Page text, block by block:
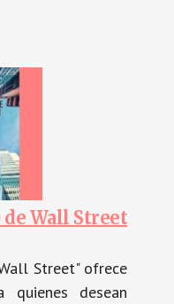
Wall Street
Street" ofrece
quienes desean